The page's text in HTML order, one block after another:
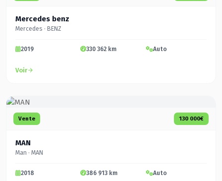
Mercedes benz
Mercedes · BENZ
2019 330 362 km Auto
Voir
Vente 130 000€
MAN
Man · MAN
2018 386 913 km Auto